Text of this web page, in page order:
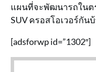
แผนที่จะพัฒนารถในต
SUV ครอสโอเวอร์กันบ้
[adsforwp id=”1302″]